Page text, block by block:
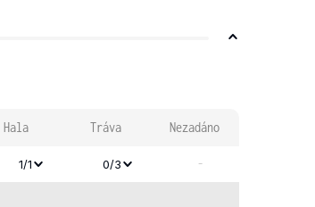
Hala Tráva Nezadáno
1/1 0/3 -